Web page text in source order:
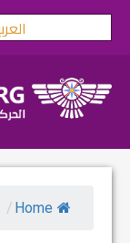
Skip
Home
/